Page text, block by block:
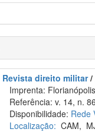
Revista direito militar/
Imprenta:
Referência: v. 14, n.
Disponibilidade: Rede
Localização: CAM,